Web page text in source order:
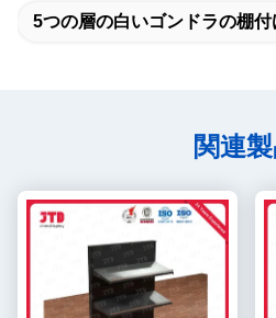
5つの層の白いゴンドラの棚付
関連